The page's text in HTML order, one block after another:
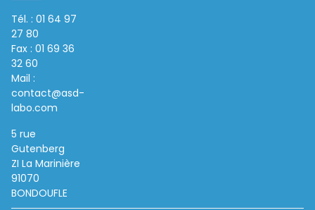
Tél. : 01 64 97
27 80
Fax : 01 69 36
32 60
Mail :
contact@asd-
labo.com
5 rue
Gutenberg
ZI La Marinière
91070
BONDOUFLE